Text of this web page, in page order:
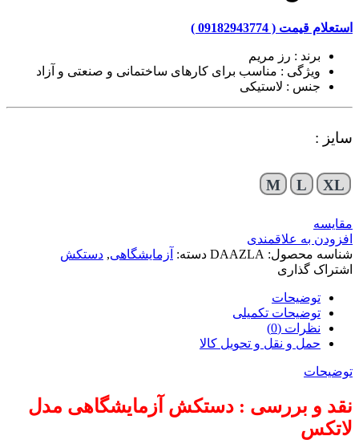
استعلام قیمت ( 09182943774 )
برند : رز مریم
ویژگی : مناسب برای کارهای ساختمانی و صنعتی و آزاد
جنس : لاستیکی
سایز :
M L XL
مقایسه
افزودن به علاقمندی
شناسه محصول: DAAZLA دسته: آزمایشگاهی, دستکش
اشتراک گذاری
توضیحات
توضیحات تکمیلی
نظرات (0)
حمل و نقل و تحویل کالا
توضیحات
نقد و بررسی : دستکش آزمایشگاهی مدل
لاتکس